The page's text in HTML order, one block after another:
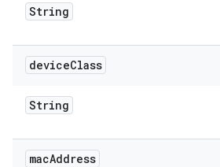
String
deviceClass
String
macAddress